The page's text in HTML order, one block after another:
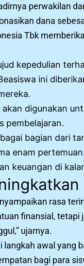
perwakilan
dana
Tbk
kepedulian
ini
akan digunakan
pembelajaran.
bagian dari
enam
keuangan di
rasa
finansial,
ujarnya.
awal
bagi para